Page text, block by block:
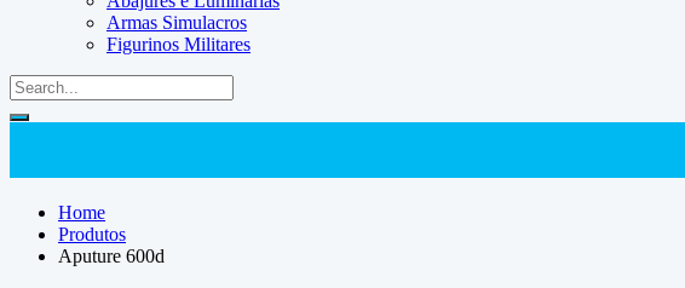
Armas Simulacros
Figurinos Militares
Home
Produtos
Aputure 600d